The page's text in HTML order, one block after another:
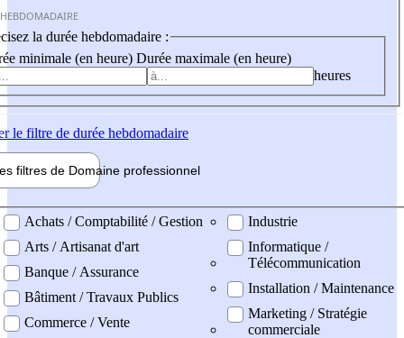
la durée hebdomadaire :
minimale (en heure) Durée maximale (en heure)
heures
le filtre de durée hebdomadaire
filtres de Domaine professionnel
professionel
Achats / Comptabilité / Gestion
Arts / Artisanat d'art
Banque / Assurance
Bâtiment / Travaux Publics
Commerce / Vente
Industrie
Informatique /
Télécommunication
Installation / Maintenance
Marketing / Stratégie
commerciale